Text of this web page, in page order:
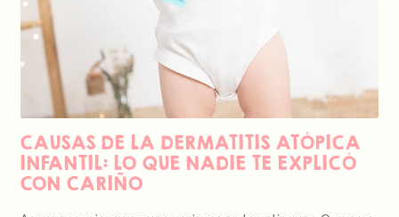
CAUSAS DE LA DERMATITIS ATÓPICA
INFANTIL: LO QUE NADIE TE EXPLICÓ
CON CARIÑO